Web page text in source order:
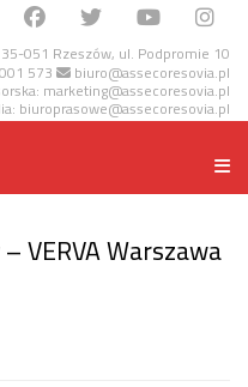
35-051 Rzeszów, ul. Podpromie 10
573 biuro@assecoresovia.pl
marketing@assecoresovia.pl
biuroprasowe@assecoresovia.pl
VERVA Warszawa